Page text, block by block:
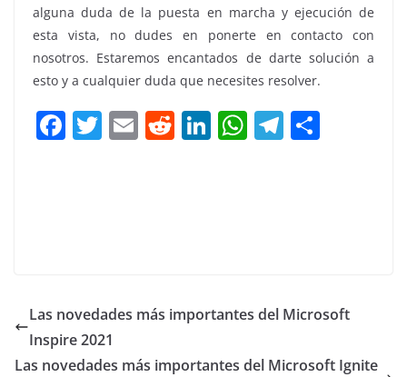
alguna duda de la puesta en marcha y ejecución de
esta vista, no dudes en ponerte en contacto con
nosotros. Estaremos encantados de darte solución a
esto y a cualquier duda que necesites resolver.
F
k
T E R Li W
p
T
Las novedades más importantes del Microsoft
Inspire 2021
Las novedades más importantes del Microsoft Ignite